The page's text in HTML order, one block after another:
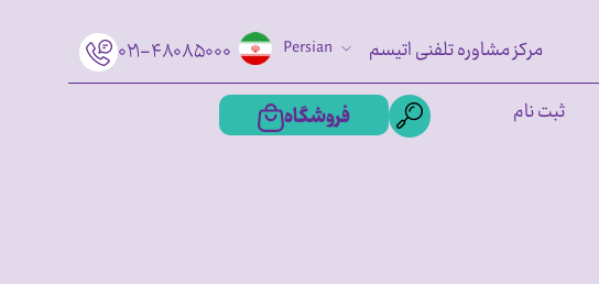
۰۲۱-۴۸۰۸۵۰۰۰ Persian مرکز مشاوره تلفنی اتیسم
ثبت نام فروشگاه